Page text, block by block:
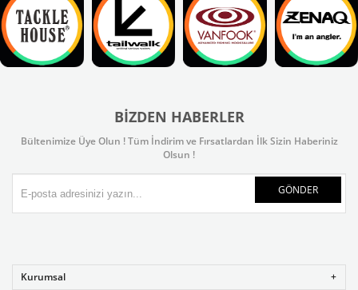
BIZDEN HABERLER
Bültenimize Üye Olun ! Tüm İndirim ve Fırsatlardan İlk Sizin Haberiniz
Olsun !
GÖNDER
Kurumsal